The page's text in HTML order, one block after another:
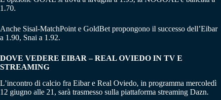
1.70.
Anche Sisal-MatchPoint e GoldBet propongono il successo dell’Eibar
a 1.90, Snai a 1.92.
DOVE VEDERE EIBAR – REAL OVIEDO IN TV E
STREAMING
L’incontro di calcio fra Eibar e Real Oviedo, in programma mercoledì
12 giugno alle 21, sarà trasmesso sulla piattaforma streaming Dazn.